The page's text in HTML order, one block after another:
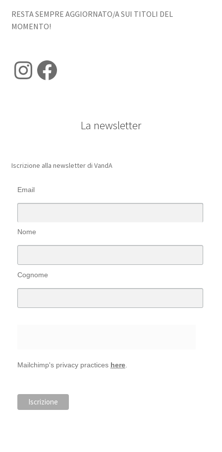
RESTA SEMPRE AGGIORNATO/A SUI TITOLI DEL
MOMENTO!
Instagram
Facebook
La newsletter
Iscrizione alla newsletter di VandA
Email
Nome
Cognome
Mailchimp's privacy practices here.